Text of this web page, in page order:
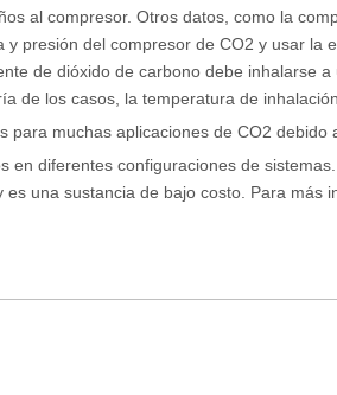
al compresor. Otros datos, como la
presión del compresor de CO2 y usar
de dióxido de carbono debe inhalarse
de los casos, la temperatura de
para muchas aplicaciones de CO2
en diferentes configuraciones de
una sustancia de bajo costo. Para más